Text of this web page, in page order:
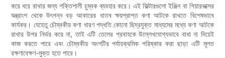
করে ধরে রাখার জন্য শক্তিশালী চুম্বক ব্যবহার করে। এই ফিল্টারগুলো ইঞ্জিন বা গিয়ারবক্সের
যন্ত্রাংশ থেকে উৎপন্ন বড় আকারের ধাতব ক্ষয়প্রাপ্ত কণা আটকে রাখতে বিশেষভাবে
কার্যকর। যেহেতু চৌম্বকীয় কণা ধারণ পদ্ধতি কোনো ছিদ্রযুক্ত মাধ্যমের মধ্যে কণা আটকে
রাখার উপর নির্ভর করে না, তাই এটি তেলের প্রবাহকে উল্লেখযোগ্যভাবে বাধা না দিয়েই
কাজ করতে পারে এবং চৌম্বকীয় অংশটির পর্যায়ক্রমিক পরিষ্কার করা ছাড়া এটি মূলত
রক্ষণাবেক্ষণ-মুক্ত হতে পারে।